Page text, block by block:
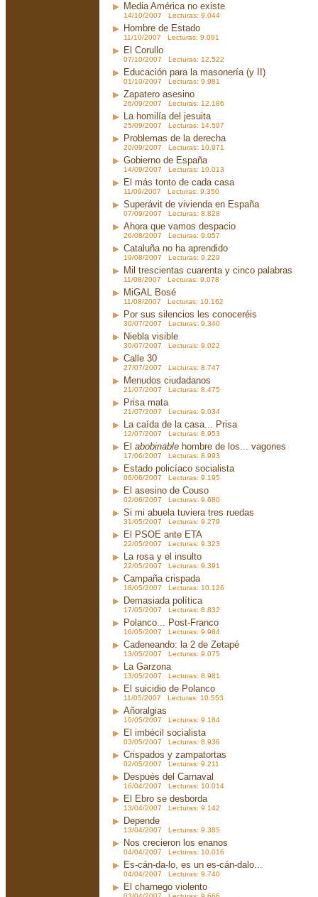
Media América no existe
14/10/2007 Lecturas: 9.044
Hombre de Estado
11/10/2007 Lecturas: 9.091
El Corullo
07/10/2007 Lecturas: 12.522
Educación para la masonería (y II)
01/10/2007 Lecturas: 9.981
Zapatero asesino
26/09/2007 Lecturas: 12.186
La homilía del jesuita
25/09/2007 Lecturas: 14.597
Problemas de la derecha
20/09/2007 Lecturas: 10.971
Gobierno de España
14/09/2007 Lecturas: 10.013
El más tonto de cada casa
11/09/2007 Lecturas: 9.350
Superávit de vivienda en España
07/09/2007 Lecturas: 8.828
Ahora que vamos despacio
26/08/2007 Lecturas: 9.057
Cataluña no ha aprendido
19/08/2007 Lecturas: 9.229
Mil trescientas cuarenta y cinco palabras
11/08/2007 Lecturas: 9.078
MiGAL Bosé
11/08/2007 Lecturas: 10.162
Por sus silencios les conoceréis
30/07/2007 Lecturas: 9.340
Niebla visible
30/07/2007 Lecturas: 9.022
Calle 30
27/07/2007 Lecturas: 8.747
Menudos ciudadanos
21/07/2007 Lecturas: 8.475
Prisa mata
21/07/2007 Lecturas: 9.034
La caída de la casa... Prisa
12/07/2007 Lecturas: 8.953
El abobinable hombre de los... vagones
17/06/2007 Lecturas: 8.993
Estado policíaco socialista
06/06/2007 Lecturas: 9.195
El asesino de Couso
02/06/2007 Lecturas: 9.680
Si mi abuela tuviera tres ruedas
31/05/2007 Lecturas: 9.279
El PSOE ante ETA
22/05/2007 Lecturas: 9.323
La rosa y el insulto
22/05/2007 Lecturas: 9.391
Campaña crispada
18/05/2007 Lecturas: 10.126
Demasiada política
17/05/2007 Lecturas: 8.832
Polanco... Post-Franco
16/05/2007 Lecturas: 9.984
Cadeneando: la 2 de Zetapé
13/05/2007 Lecturas: 9.075
La Garzona
13/05/2007 Lecturas: 8.981
El suicidio de Polanco
11/05/2007 Lecturas: 10.553
Añoralgias
10/05/2007 Lecturas: 9.184
El imbécil socialista
03/05/2007 Lecturas: 8.936
Crispados y zampatortas
02/05/2007 Lecturas: 9.211
Después del Carnaval
16/04/2007 Lecturas: 10.014
El Ebro se desborda
13/04/2007 Lecturas: 9.142
Depende
13/04/2007 Lecturas: 9.385
Nos crecieron los enanos
04/04/2007 Lecturas: 10.016
Es-cán-da-lo, es un es-cán-dalo...
04/04/2007 Lecturas: 9.740
El charnego violento